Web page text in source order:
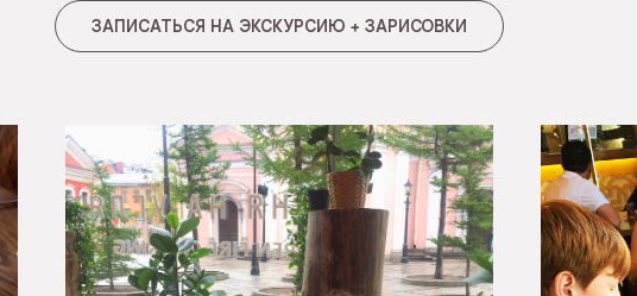
ЗАПИСАТЬСЯ НА ЭКСКУРСИЮ + ЗАРИСОВКИ